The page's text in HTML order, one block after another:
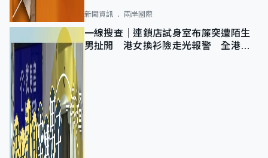
新聞資訊 兩岸國際
一線搜查｜連鎖店試身室布簾突遭陌生
男扯開 港女換衫險走光報警 全港分